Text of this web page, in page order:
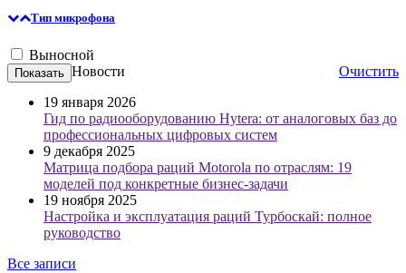
Тип микрофона
Выносной
Очистить
Новости
19 января 2026
Гид по радиооборудованию Hytera: от аналоговых баз до
профессиональных цифровых систем
9 декабря 2025
Матрица подбора раций Motorola по отраслям: 19
моделей под конкретные бизнес-задачи
19 ноября 2025
Настройка и эксплуатация раций Турбоскай: полное
руководство
Все записи